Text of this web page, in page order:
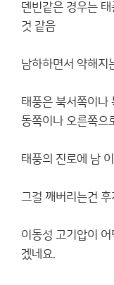
덴빈같은 경우는
것 같음
남하하면서 약해지
태풍은 북서쪽이나
동쪽이나 오른쪽으
태풍의 진로에 남
그걸 깨버리는건
이동성 고기압이
겠네요.